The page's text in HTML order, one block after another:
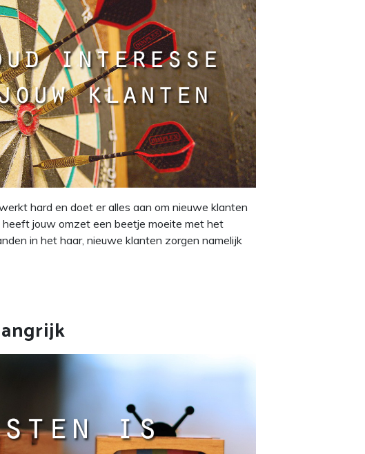
hard en doet er alles aan om nieuwe klanten
jouw omzet een beetje moeite met het
in het haar, nieuwe klanten zorgen namelijk